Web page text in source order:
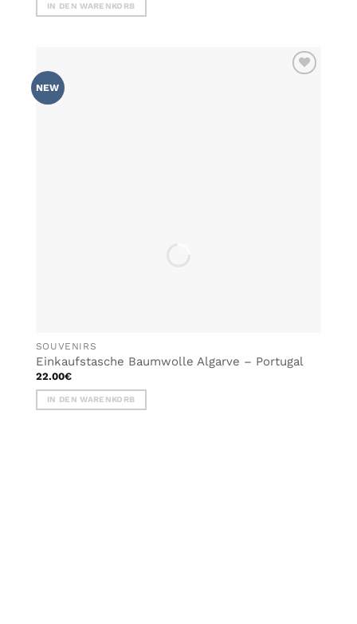
IN DEN WARENKORB
NEW
SOUVENIRS
Einkaufstasche Baumwolle Algarve – Portugal
22.00€
IN DEN WARENKORB